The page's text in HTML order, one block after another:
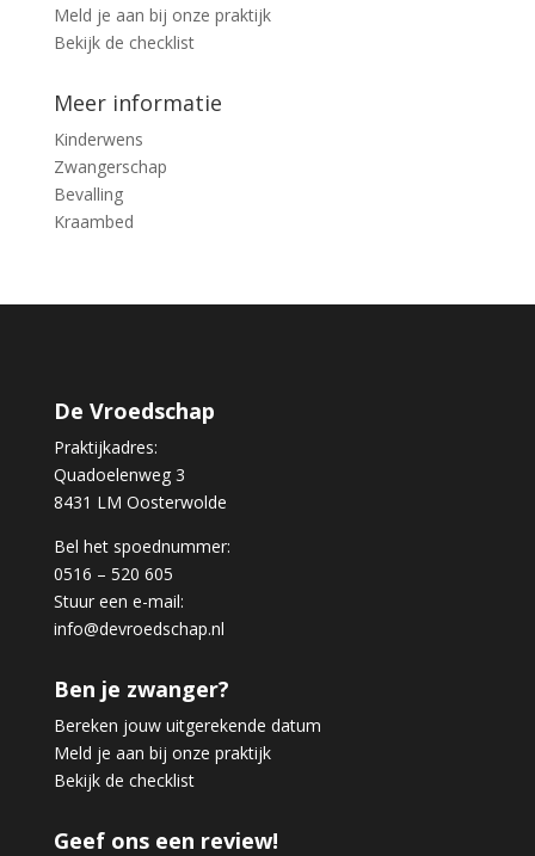
Meld je aan bij onze praktijk
Bekijk de checklist
Meer informatie
Kinderwens
Zwangerschap
Bevalling
Kraambed
De Vroedschap
Praktijkadres:
Quadoelenweg 3
8431 LM Oosterwolde
Bel het spoednummer:
0516 – 520 605
Stuur een e-mail:
info@devroedschap.nl
Ben je zwanger?
Bereken jouw uitgerekende datum
Meld je aan bij onze praktijk
Bekijk de checklist
Geef ons een review!